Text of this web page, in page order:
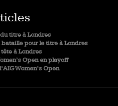
titre à Londres
bataille pour le titre à Londres
à Londres
Open en playoff
Women’s Open